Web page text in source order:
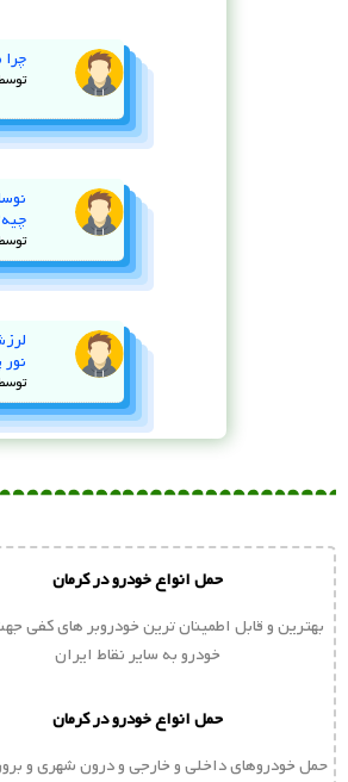
نور
حمل انواع خودرو در کرمان
بهترین و قابل اطمینان ترین خودروبر های کفی
خودرو به سایر نقاط ایران
حمل انواع خودرو در کرمان
حمل خودروهای داخلی و خارجی و درون شهری و